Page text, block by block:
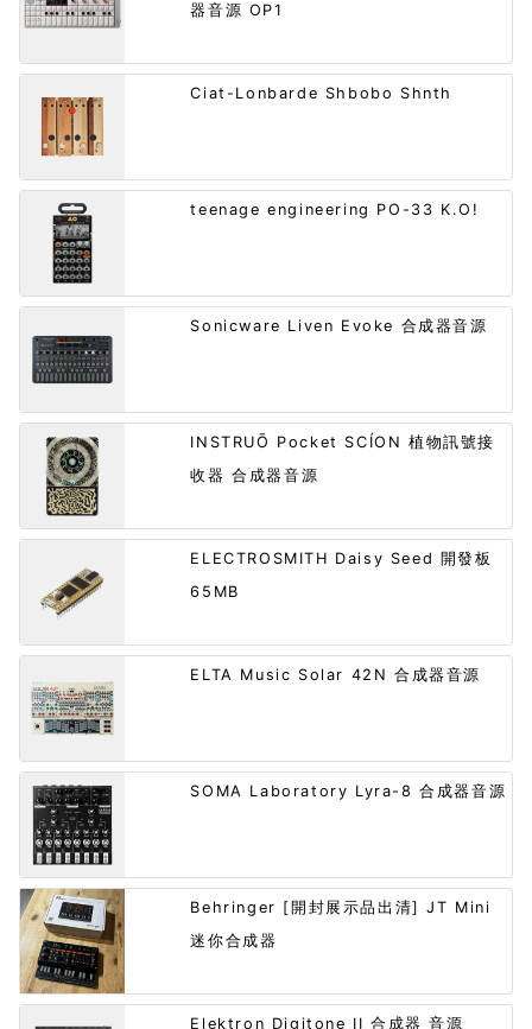
器音源 OP1
Ciat-Lonbarde Shbobo Shnth
teenage engineering PO-33 K.O!
Sonicware Liven Evoke 合成器音源
INSTRUŌ Pocket SCÍON 植物訊號接
收器 合成器音源
ELECTROSMITH Daisy Seed 開發板
65MB
ELTA Music Solar 42N 合成器音源
SOMA Laboratory Lyra-8 合成器音源
Behringer [開封展示品出清] JT Mini
迷你合成器
Elektron Digitone II 合成器 音源